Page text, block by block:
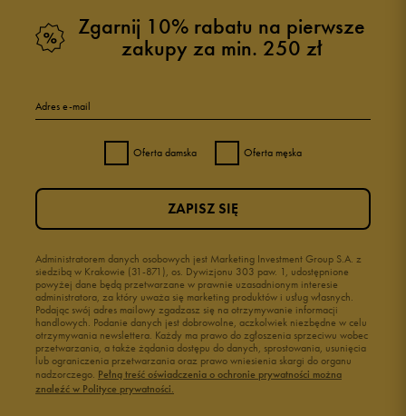
Zgarnij 10% rabatu na pierwsze
zakupy za min. 250 zł
Adres e-mail
Oferta damska Oferta męska
Administratorem danych osobowych jest Marketing Investment Group S.A. z
siedzibą w Krakowie (31-871), os. Dywizjonu 303 paw. 1, udostępnione
powyżej dane będą przetwarzane w prawnie uzasadnionym interesie
administratora, za który uważa się marketing produktów i usług własnych.
Podając swój adres mailowy zgadzasz się na otrzymywanie informacji
handlowych. Podanie danych jest dobrowolne, aczkolwiek niezbędne w celu
otrzymywania newslettera. Każdy ma prawo do zgłoszenia sprzeciwu wobec
przetwarzania, a także żądania dostępu do danych, sprostowania, usunięcia
lub ograniczenia przetwarzania oraz prawo wniesienia skargi do organu
nadzorczego. Pełną treść oświadczenia o ochronie prywatności można
znaleźć w Polityce prywatności.
ZAPISZ SIĘ